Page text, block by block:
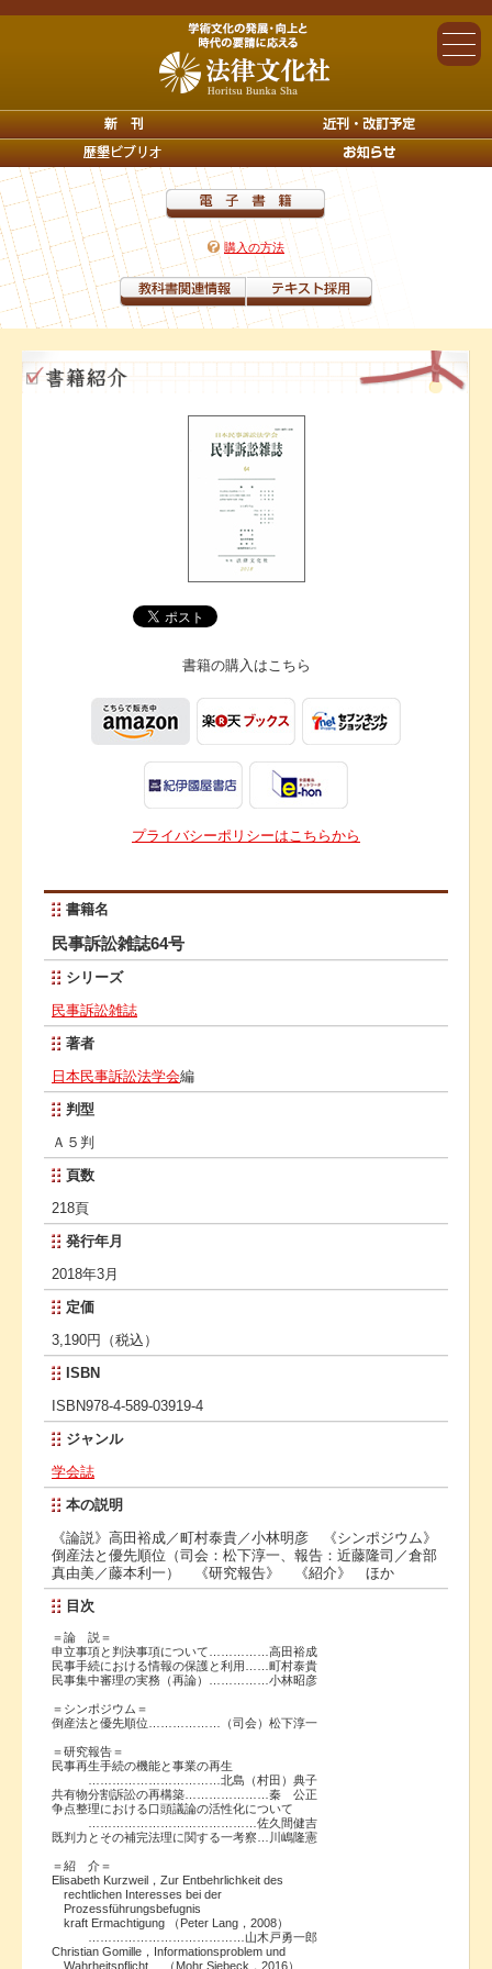
購入の方法
書籍の購入はこちら
プライバシーポリシーはこちらから
書籍名
民事訴訟雑誌64号
シリーズ
民事訴訟雑誌
著者
日本民事訴訟法学会編
判型
Ａ５判
頁数
218頁
発行年月
2018年3月
定価
3,190円（税込）
ISBN
ISBN978-4-589-03919-4
ジャンル
学会誌
本の説明
《論説》高田裕成／町村泰貴／小林明彦 《シンポジウム》
倒産法と優先順位（司会：松下淳一、報告：近藤隆司／倉部
真由美／藤本利一） 《研究報告》 《紹介》 ほか
目次
＝論 説＝
申立事項と判決事項について……………高田裕成
民事手続における情報の保護と利用……町村泰貴
民事集中審理の実務（再論）……………小林昭彦
＝シンポジウム＝
倒産法と優先順位………………（司会）松下淳一
＝研究報告＝
民事再生手続の機能と事業の再生
……………………………北島（村田）典子
共有物分割訴訟の再構築…………………秦 公正
争点整理における口頭議論の活性化について
……………………………………佐久間健吉
既判力とその補完法理に関する一考察…川嶋隆憲
＝紹 介＝
Elisabeth Kurzweil，Zur Entbehrlichkeit des
rechtlichen Interesses bei der
Prozessführungsbefugnis
kraft Ermachtigung （Peter Lang，2008）
…………………………………山木戸勇一郎
Christian Gomille，Informationsproblem und
Wahrheitspflicht （Mohr Siebeck，2016）